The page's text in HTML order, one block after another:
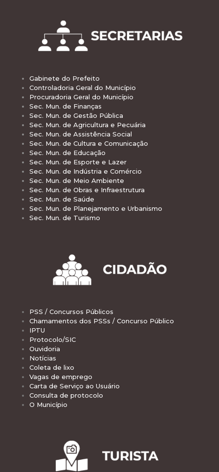
Gabinete do Prefeito
Controladoria Geral do Município
Procuradoria Geral do Município
Sec. Mun. de Finanças
Sec. Mun. de Gestão Pública
Sec. Mun. de Agricultura e Pecuária
Sec. Mun. de Assistência Social
Sec. Mun. de Cultura e Comunicação
Sec. Mun. de Educação
Sec. Mun. de Esporte e Lazer
Sec. Mun. de Indústria e Comércio
Sec. Mun. de Meio Ambiente
Sec. Mun. de Obras e Infraestrutura
Sec. Mun. de Saúde
Sec. Mun. de Planejamento e Urbanismo
Sec. Mun. de Turismo
PSS / Concursos Públicos
Chamamentos dos PSSs / Concurso Público
IPTU
Protocolo/SIC
Ouvidoria
Notícias
Coleta de lixo
Vagas de emprego
Carta de Serviço ao Usuário
Consulta de protocolo
O Município